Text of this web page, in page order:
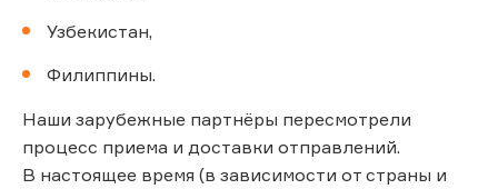
Узбекистан,
Филиппины.
Наши зарубежные партнёры пересмотрели
процесс приема и доставки отправлений.
В настоящее время (в зависимости от страны и